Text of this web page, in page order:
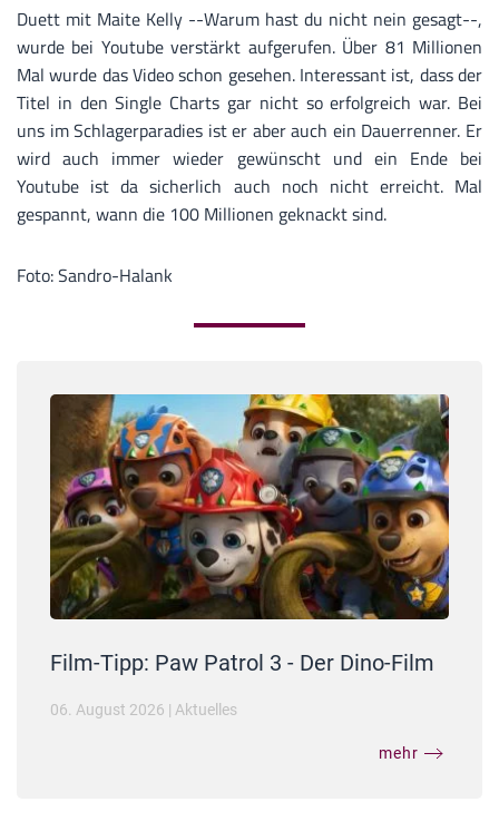
Duett mit Maite Kelly --Warum hast du nicht nein gesagt--,
wurde bei Youtube verstärkt aufgerufen. Über 81 Millionen
Mal wurde das Video schon gesehen. Interessant ist, dass der
Titel in den Single Charts gar nicht so erfolgreich war. Bei
uns im Schlagerparadies ist er aber auch ein Dauerrenner. Er
wird auch immer wieder gewünscht und ein Ende bei
Youtube ist da sicherlich auch noch nicht erreicht. Mal
gespannt, wann die 100 Millionen geknackt sind.
Foto: Sandro-Halank
Film-Tipp: Paw Patrol 3 - Der Dino-Film
06. August 2026 | Aktuelles
mehr